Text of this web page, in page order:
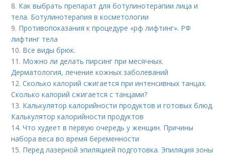
8. Как выбрать препарат для ботулинотерапии лица и
тела. Ботулинотерапия в косметологии
9. Противопоказания к процедуре «рф лифтинг». РФ
лифтинг тела
10. Все виды брюк.
11. Можно ли делать пирсинг при месячных.
Дерматология, лечение кожных заболеваний
12.Сколько калорий сжигается при интенсивных танцах.
Сколько калорий сжигается с танцами?
13. Калькулятор калорийности продуктов и готовых блюд.
Калькулятор калорийности продуктов
14.Что худеет в первую очередь у женщин. Причины
набора веса во время беременности
15. Перед лазерной эпиляцией подготовка. Эпиляция зоны